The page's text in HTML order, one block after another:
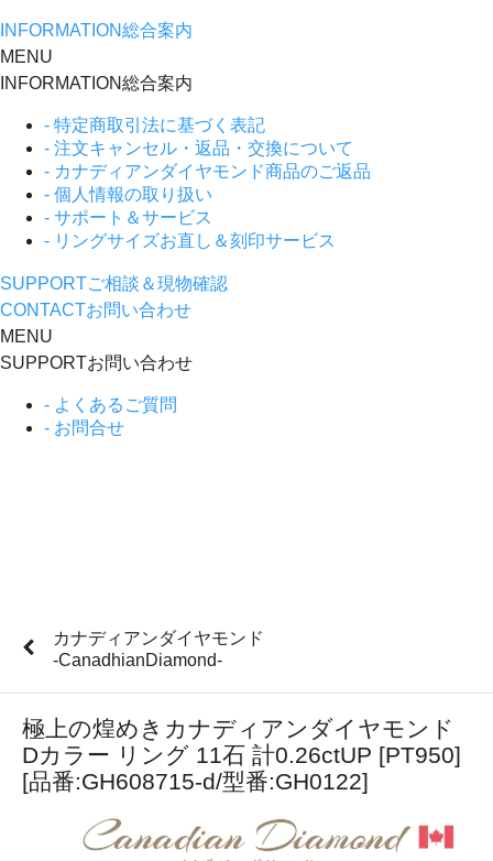
INFORMATION総合案内
MENU
INFORMATION総合案内
- 特定商取引法に基づく表記
- 注文キャンセル・返品・交換について
- カナディアンダイヤモンド商品のご返品
- 個人情報の取り扱い
- サポート＆サービス
- リングサイズお直し＆刻印サービス
SUPPORTご相談＆現物確認
CONTACTお問い合わせ
MENU
SUPPORTお問い合わせ
- よくあるご質問
- お問合せ
カナディアンダイヤモンド
-CanadhianDiamond-
極上の煌めきカナディアンダイヤモンド
Dカラー リング 11石 計0.26ctUP [PT950]
[品番:GH608715-d/型番:GH0122]